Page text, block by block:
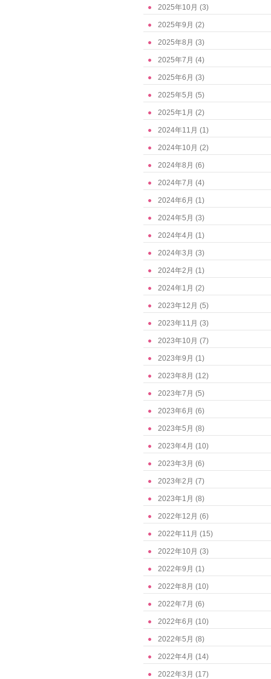
2025年10月 (3)
2025年9月 (2)
2025年8月 (3)
2025年7月 (4)
2025年6月 (3)
2025年5月 (5)
2025年1月 (2)
2024年11月 (1)
2024年10月 (2)
2024年8月 (6)
2024年7月 (4)
2024年6月 (1)
2024年5月 (3)
2024年4月 (1)
2024年3月 (3)
2024年2月 (1)
2024年1月 (2)
2023年12月 (5)
2023年11月 (3)
2023年10月 (7)
2023年9月 (1)
2023年8月 (12)
2023年7月 (5)
2023年6月 (6)
2023年5月 (8)
2023年4月 (10)
2023年3月 (6)
2023年2月 (7)
2023年1月 (8)
2022年12月 (6)
2022年11月 (15)
2022年10月 (3)
2022年9月 (1)
2022年8月 (10)
2022年7月 (6)
2022年6月 (10)
2022年5月 (8)
2022年4月 (14)
2022年3月 (17)